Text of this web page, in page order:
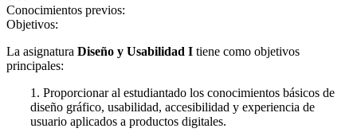
Conocimientos previos:
Objetivos:
La asignatura Diseño y Usabilidad I tiene como objetivos
principales:
1. Proporcionar al estudiantado los conocimientos básicos de
diseño gráfico, usabilidad, accesibilidad y experiencia de
usuario aplicados a productos digitales.